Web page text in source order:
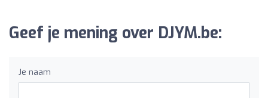
Geef je mening over DJYM.be:
Je naam